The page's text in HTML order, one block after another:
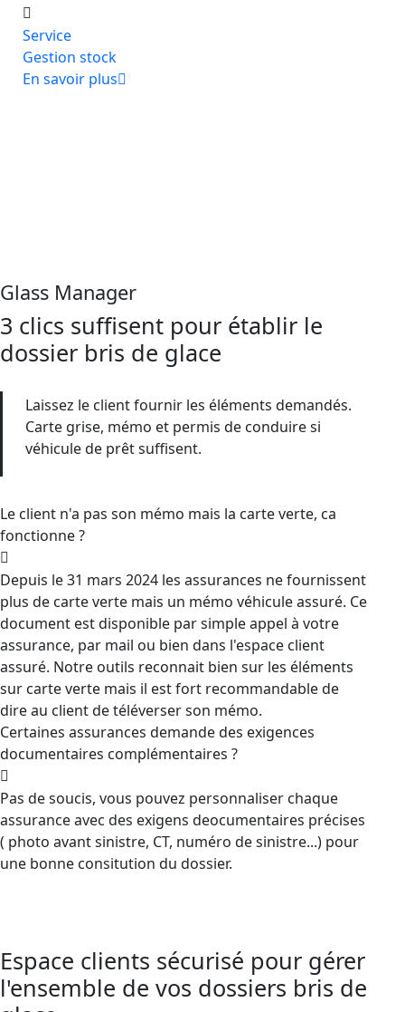
Service
Gestion stock
En savoir plus
Glass Manager
3 clics suffisent pour établir le
dossier bris de glace
Laissez le client fournir les éléments demandés.
Carte grise, mémo et permis de conduire si
véhicule de prêt suffisent.
Le client n'a pas son mémo mais la carte verte, ca
fonctionne ?
Depuis le 31 mars 2024 les assurances ne fournissent
plus de carte verte mais un mémo véhicule assuré. Ce
document est disponible par simple appel à votre
assurance, par mail ou bien dans l'espace client
assuré. Notre outils reconnait bien sur les éléments
sur carte verte mais il est fort recommandable de
dire au client de téléverser son mémo.
Certaines assurances demande des exigences
documentaires complémentaires ?
Pas de soucis, vous pouvez personnaliser chaque
assurance avec des exigens deocumentaires précises
( photo avant sinistre, CT, numéro de sinistre...) pour
une bonne consitution du dossier.
Espace clients sécurisé pour gérer
l'ensemble de vos dossiers bris de